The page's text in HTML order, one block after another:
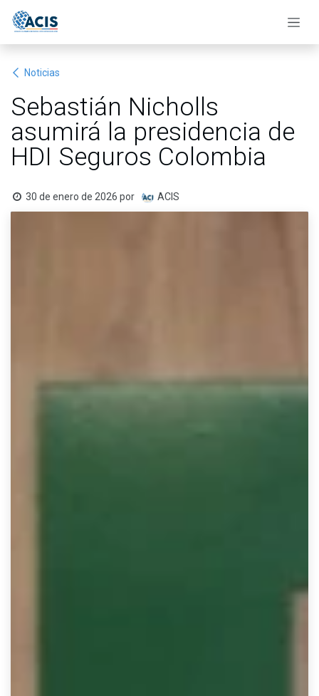
Noticias
Sebastián Nicholls
asumirá la presidencia de
HDI Seguros Colombia
30 de enero de 2026 por ACIS